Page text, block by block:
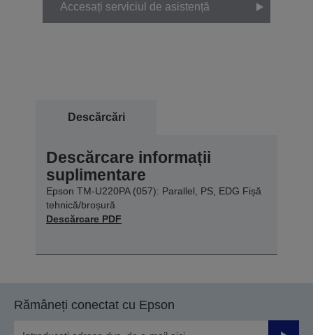
Accesați serviciul de asistență
Descărcări
Descărcare informații
suplimentare
Epson TM-U220PA (057): Parallel, PS, EDG Fișă
tehnică/broșură
Descărcare PDF
Rămâneți conectat cu Epson